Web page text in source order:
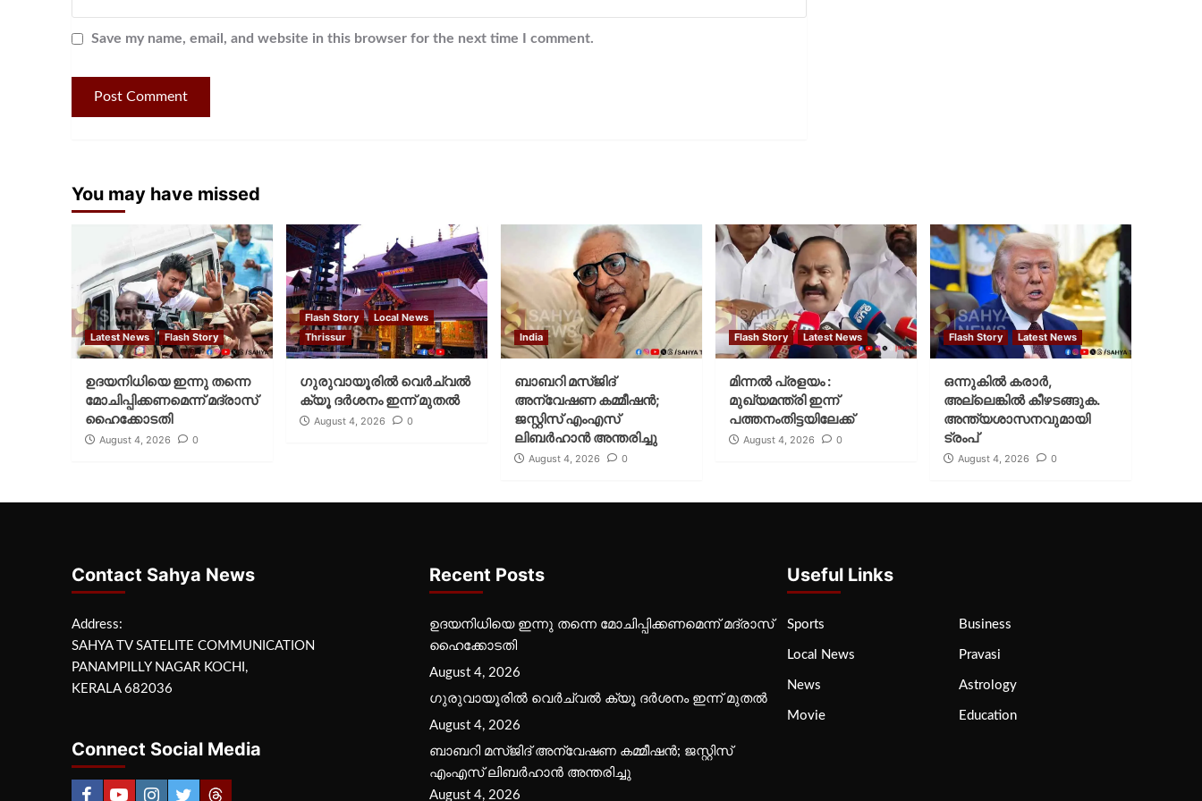
Save my name, email, and website in this browser for the next time I comment.
You may have missed
Latest News Flash Story
ഉദയനിധിയെ ഇന്നു തന്നെ
മോചിപ്പിക്കണമെന്ന് മദ്രാസ്
ഹൈക്കോടതി
August 4, 2026 0
Flash Story
Local News
Thrissur
ഗുരുവായൂരില്‍ വെര്‍ച്വല്‍
ക്യൂ ദര്‍ശനം ഇന്ന് മുതല്‍
August 4, 2026 0
India
ബാബറി മസ്ജിദ്
അന്വേഷണ കമ്മീഷന്‍;
ജസ്റ്റിസ് എംഎസ്
ലിബര്‍ഹാന്‍ അന്തരിച്ചു
August 4, 2026 0
Flash Story Latest News
മിന്നല്‍ പ്രളയം :
മുഖ്യമന്ത്രി ഇന്ന്
പത്തനംതിട്ടയിലേക്ക്
August 4, 2026 0
Flash Story Latest News
ഒന്നുകില്‍ കരാര്‍,
അല്ലെങ്കില്‍ കീഴടങ്ങുക.
അന്ത്യശാസനവുമായി
ട്രംപ്
August 4, 2026 0
Contact Sahya News
Address:
SAHYA TV SATELITE COMMUNICATION
PANAMPILLY NAGAR KOCHI,
KERALA 682036
Connect Social Media
Recent Posts
ഉദയനിധിയെ ഇന്നു തന്നെ മോചിപ്പിക്കണമെന്ന് മദ്രാസ്
ഹൈക്കോടതി
August 4, 2026
ഗുരുവായൂരില്‍ വെര്‍ച്വല്‍ ക്യൂ ദര്‍ശനം ഇന്ന് മുതല്‍
August 4, 2026
ബാബറി മസ്ജിദ് അന്വേഷണ കമ്മീഷന്‍; ജസ്റ്റിസ്
എംഎസ് ലിബര്‍ഹാന്‍ അന്തരിച്ചു
August 4, 2026
Useful Links
Sports Business
Local News Pravasi
News Astrology
Movie Education